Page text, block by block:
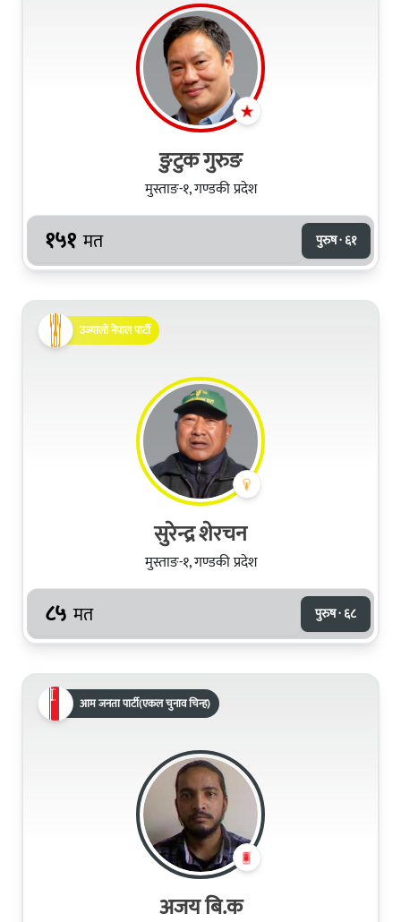
ङुटुक गुरुङ
मुस्ताङ-१, गण्डकी प्रदेश
१५१ मत पुरुष · ६१
उज्यालो नेपाल पार्टी
सुरेन्द्र शेरचन
मुस्ताङ-१, गण्डकी प्रदेश
८५ मत पुरुष · ६८
आम जनता पार्टी(एकल चुनाव चिन्ह)
अजय बि.क